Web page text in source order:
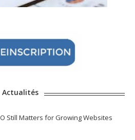
Actualités
Still Matters for Growing Websites